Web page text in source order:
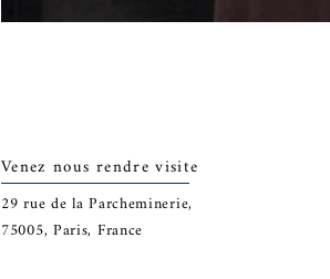
Venez nous rendre visite
29rue de la Parcheminerie,
75005, Paris, France